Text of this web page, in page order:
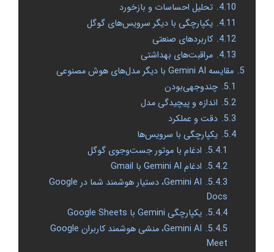
4.10. تحلیل احساسات و بازخورد
4.11. یکپارچگی با دیگر سرویس‌های گوگل
4.12. کاربردهای صنعتی
4.13. مراقبت‌های بهداشتی
5. مقایسه Gemini AI با دیگر مدل‌های هوش مصنوعی
5.1. چندوجهی‌بودن
5.2. اندازه و پیچیدگی مدل
5.3. دقت و عملکرد
5.4. یکپارچگی با سرویس‌ها
5.4.1. ادغام با موتور جست‌وجوی گوگل
5.4.2. ادغام Gemini AI با Gmail
5.4.3.
Gemini AI، دستیار هوشمند شما در Google
Docs
5.4.4. یکپارچگی Gemini با Google Sheets
5.4.5.
Gemini AI، منشی هوشمند کاربران Google
Meet